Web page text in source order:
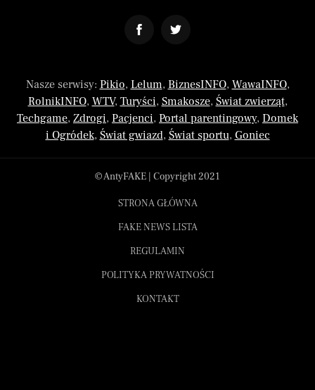
Nasze serwisy: Pikio, Lelum, BiznesINFO, WawaINFO,
RolnikINFO, WTV, Turyści, Smakosze, Świat zwierząt,
Techgame, Zdrogi, Pacjenci, Portal parentingowy, Domek
i Ogródek, Świat gwiazd, Świat sportu, Goniec
© AntyFAKE | Copyright 2021
STRONA GŁÓWNA
FAKE NEWS LISTA
REGULAMIN
POLITYKA PRYWATNOŚCI
KONTAKT